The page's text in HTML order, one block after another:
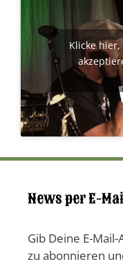
Klicke
News per E-
Gib Deine E-
zu abonnieren